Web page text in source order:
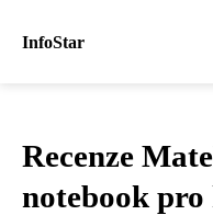
InfoStar
Recenze
notebook pro